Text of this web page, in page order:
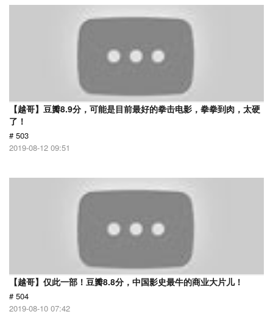
【越哥】豆瓣8.9分，可能是目前最好的拳击电影，拳拳到肉，太硬
了！
# 503
2019-08-12 09:51
【越哥】仅此一部！豆瓣8.8分，中国影史最牛的商业大片儿！
# 504
2019-08-10 07:42